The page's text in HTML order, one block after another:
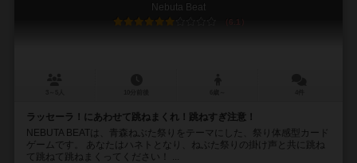
Nebuta Beat
6.1
ラッセーラ！にあわせて跳ねまくれ！跳ねすぎ注意！
NEBUTA BEATは、青森ねぶた祭りをテーマにした、祭り体感型カード
ゲームです。 あなたはハネトとなり、ねぶた祭りの掛け声と共に跳ね
て跳ねて跳ねまくってください！ ...